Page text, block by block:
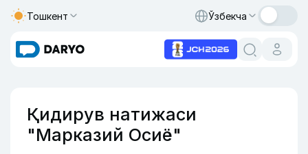
Тошкент Ўзбекча
Қидирув натижаси
"Марказий Осиё"